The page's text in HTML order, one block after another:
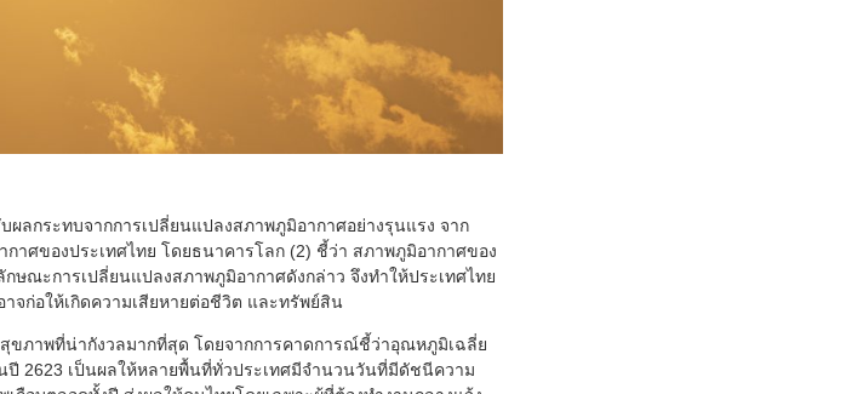
ผลกระทบจากการเปลี่ยนแปลงสภาพภูมิอากาศอย่างรุนแรง จาก
าศของประเทศไทย โดยธนาคารโลก (2) ชี้ว่า สภาพภูมิอากาศของ
ณะการเปลี่ยนแปลงสภาพภูมิอากาศดังกล่าว จึงทำให้ประเทศไทย
จก่อให้เกิดความเสียหายต่อชีวิต และทรัพย์สิน
ขภาพที่น่ากังวลมากที่สุด โดยจากการคาดการณ์ชี้ว่าอุณหภูมิเฉลี่ย
ปี 2623 เป็นผลให้หลายพื้นที่ทั่วประเทศมีจำนวนวันที่มีดัชนีความ